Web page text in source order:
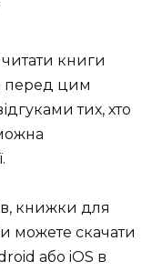
книги
перед цим
тих, хто
книжки для
можете скачати
або iOS в